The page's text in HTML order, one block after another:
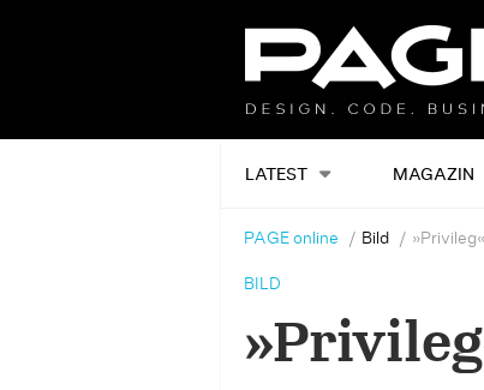
LATEST MAGAZIN
PAGE online Bild
BILD